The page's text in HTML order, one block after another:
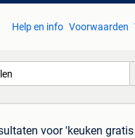
Help en info Voorwaarden
voor 'keuken